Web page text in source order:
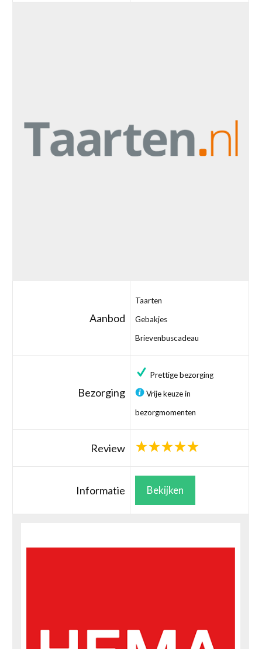
Aanbod
Taarten
Gebakjes
Brievenbuscadeau
Bezorging
Prettige bezorging
Vrije keuze in
bezorgmomenten
Review
Informatie Bekijken